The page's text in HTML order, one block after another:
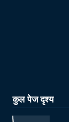
कुल पेज दृश्य